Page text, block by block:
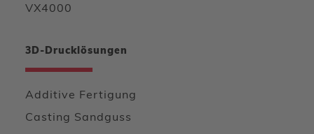
VX4000
3D-Drucklösungen
Additive Fertigung
Casting Sandguss